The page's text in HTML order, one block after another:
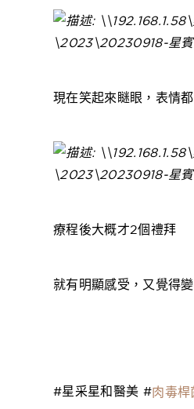
現在笑起來瞇眼，表情
療程後大概才2個禮拜
就有明顯感受，又覺得
#星采星和醫美 #肉毒桿